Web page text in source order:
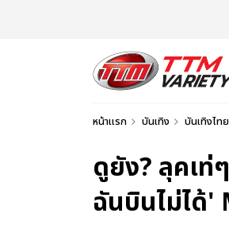
หน้าแรก บันเทิง บันเทิงไทย
ดูยัง? ลุคเท่
ฉันบินไม่ได้'